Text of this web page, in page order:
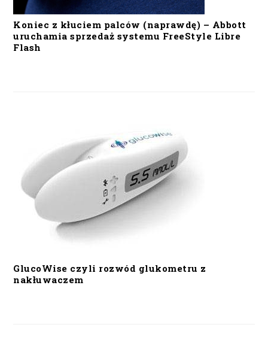
Koniec z kłuciem palców (naprawdę) – Abbott
uruchamia sprzedaż systemu FreeStyle Libre
Flash
GlucoWise czyli rozwód glukometru z
nakłuwaczem